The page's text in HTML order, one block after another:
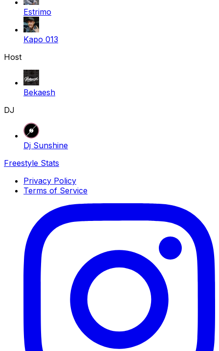
Estrimo
Kapo 013
Host
Bekaesh
DJ
Dj Sunshine
Freestyle Stats
Privacy Policy
Terms of Service